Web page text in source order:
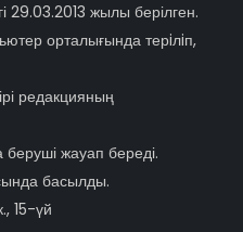
29.03.2013 жылы берілген.
орталығында терiлiп,
редакцияның
жауап береді.
басылды.
15-үй